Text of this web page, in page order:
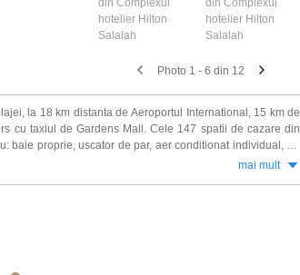
Photo 1 - 6 din 12
la 18 km distanta de Aeroportul International, 15 km de
cu taxiul de Gardens Mall. Cele 147 spatii de cazare din
baie proprie, uscator de par, aer conditionat individual, TV
copii: Bazin separat, loc de joaca, mini club (3-7 ani),
Activitati sportive: tenis de masa, tenis, fotbal, volei pe
mai mult